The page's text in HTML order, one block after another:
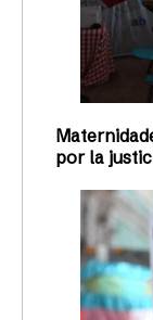
por la